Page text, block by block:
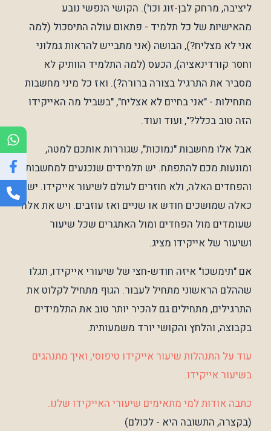
ליציבה, מרחק לבן-זוג וכו'). הקושי הנפשי נובע
מהאישיות של כל תלמיד - פתאום עולה התיסכול (למה
אני לא מצליח?), הבושה (אני מתבייש להראות גמלוני
וחסר קורדינאציה), הכעס (למה התלמיד הוותיק לא
מסביר את התרגיל בצורה ברורה?). ואז כל מיני מחשבות
מתחילות - "אני בחיים לא אצליח", "בשביל מה האייקידו
הזה טוב בכלל?", ועוד ועוד.
אבל אלו מחשבות "נמוכות", שגוררות אותכם למטה,
ומונעות מכם להתפתח. יש תלמידים שנכנעים למחשבות
והפחדים האלה, ולא חוזרים לעולם לשיעור אייקידו. יש
כאלה שמושכים חודש או שניים ואז עוזבים. ויש את אלה
שעומדים מול הפחדים ומול האתגרים שכל שיעור
ושיעור של אייקידו מציג.
אם "תימשכו" איזה חודש-חצי של שיעורי אייקידו, תגלו
שההלם הראשוני מתחיל לעבור. הגוף מתחיל לקלוט את
התרגילים, מתחילים גם להכיר יותר טוב את התלמידים
בקבוצה, והלחץ והקושי יורד משמעותית.
עוד על התנהלות שיעור אייקידו טיפוסי, ואיך מתנהגים
בשיעור אייקידו.
כתבה אודות למי מתאימים שיעורי האייקידו שלנו.
(בקצרה, התשובה היא - לכולם)